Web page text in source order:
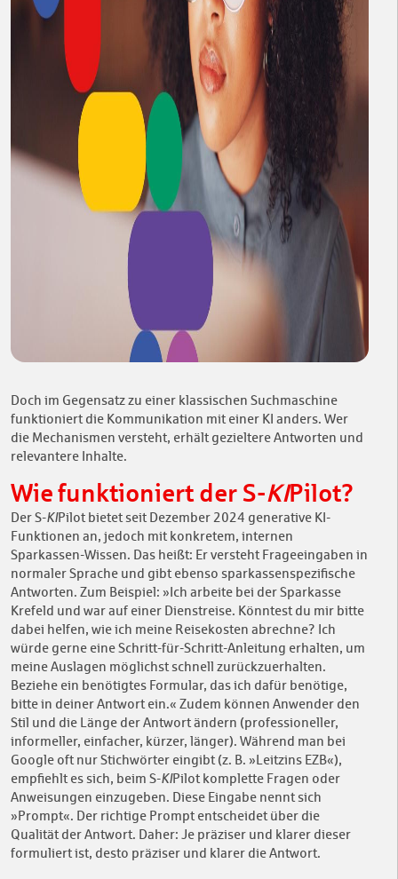
Doch im Gegensatz zu einer klassischen Suchmaschine
funktioniert die Kommunikation mit einer KI anders. Wer
die Mechanismen versteht, erhält gezieltere Antworten und
relevantere Inhalte.
Wie funktioniert der S-KIPilot?
Der S-KIPilot bietet seit Dezember 2024 generative KI-
Funktionen an, jedoch mit konkretem, internen
Sparkassen-Wissen. Das heißt: Er versteht Frageeingaben in
normaler Sprache und gibt ebenso sparkassenspezifische
Antworten. Zum Beispiel: »Ich arbeite bei der Sparkasse
Krefeld und war auf einer Dienstreise. Könntest du mir bitte
dabei helfen, wie ich meine Reisekosten abrechne? Ich
würde gerne eine Schritt-für-Schritt-Anleitung erhalten, um
meine Auslagen möglichst schnell zurückzuerhalten.
Beziehe ein benötigtes Formular, das ich dafür benötige,
bitte in deiner Antwort ein.« Zudem können Anwender den
Stil und die Länge der Antwort ändern (professioneller,
informeller, einfacher, kürzer, länger). Während man bei
Google oft nur Stichwörter eingibt (z. B. »Leitzins EZB«),
empfiehlt es sich, beim S-KIPilot komplette Fragen oder
Anweisungen einzugeben. Diese Eingabe nennt sich
»Prompt«. Der richtige Prompt entscheidet über die
Qualität der Antwort. Daher: Je präziser und klarer dieser
formuliert ist, desto präziser und klarer die Antwort.